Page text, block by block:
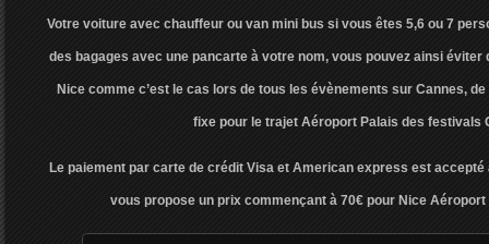
Votre voiture avec chauffeur ou van mini bus si vous êtes 5,6 ou 7
des bagages avec une pancarte à votre nom, vous pouvez ainsi éviter
Nice comme c’est le cas lors de tous les évènements sur Cannes,
fixe pour le trajet Aéroport Palais des festivals
Le paiement par carte de crédit Visa et American express est accepté
vous propose un prix commençant à 70€ pour Nice